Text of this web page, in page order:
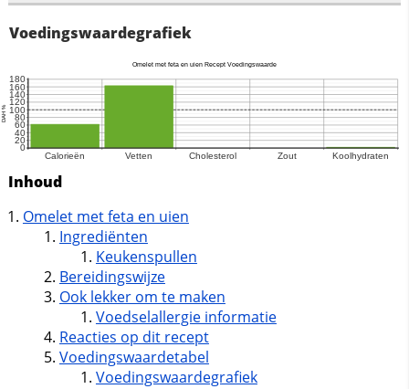
Voedingswaardegrafiek
Inhoud
Omelet met feta en uien
Ingrediënten
Keukenspullen
Bereidingswijze
Ook lekker om te maken
Voedselallergie informatie
Reacties op dit recept
Voedingswaardetabel
Voedingswaardegrafiek